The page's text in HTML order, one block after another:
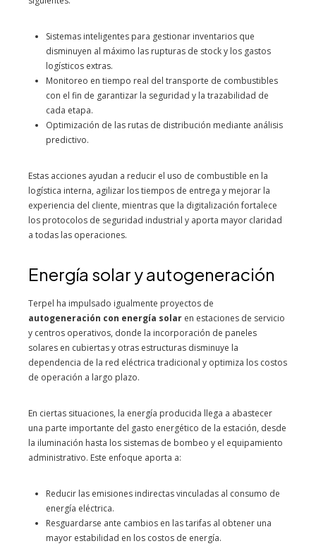
Sistemas inteligentes para gestionar inventarios que
disminuyen al máximo las rupturas de stock y los gastos
logísticos extras.
Monitoreo en tiempo real del transporte de combustibles
con el fin de garantizar la seguridad y la trazabilidad de
cada etapa.
Optimización de las rutas de distribución mediante análisis
predictivo.
Estas acciones ayudan a reducir el uso de combustible en la
logística interna, agilizar los tiempos de entrega y mejorar la
experiencia del cliente, mientras que la digitalización fortalece
los protocolos de seguridad industrial y aporta mayor claridad
a todas las operaciones.
Energía solar y autogeneración
Terpel ha impulsado igualmente proyectos de
autogeneración con energía solar en estaciones de servicio
y centros operativos, donde la incorporación de paneles
solares en cubiertas y otras estructuras disminuye la
dependencia de la red eléctrica tradicional y optimiza los costos
de operación a largo plazo.
En ciertas situaciones, la energía producida llega a abastecer
una parte importante del gasto energético de la estación, desde
la iluminación hasta los sistemas de bombeo y el equipamiento
administrativo. Este enfoque aporta a:
Reducir las emisiones indirectas vinculadas al consumo de
energía eléctrica.
Resguardarse ante cambios en las tarifas al obtener una
mayor estabilidad en los costos de energía.